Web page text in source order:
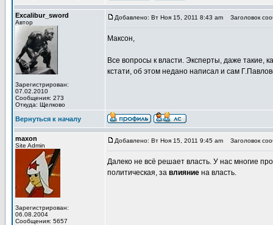
Excalibur_sword
Автор
Зарегистрирован:
07.02.2010
Сообщения: 273
Откуда: Щелково
Добавлено: Вт Ноя 15, 2011 8:43 am Заголовок
Максон,
Все вопросы к власти. Эксперты, даже такие,
кстати, об этом недано написал и сам
Вернуться к началу
maxon
Site Admin
Зарегистрирован:
06.08.2004
Сообщения: 5657
Добавлено: Вт Ноя 15, 2011 9:45 am Заголовок
Далеко не всё решает власть. У нас многие
политическая, за влияние на власть.